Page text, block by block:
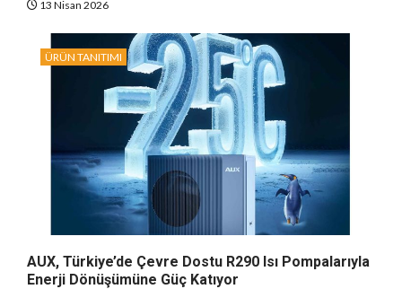
13 Nisan 2026
ÜRÜN TANITIMI
AUX, Türkiye’de Çevre Dostu R290 Isı Pompalarıyla
Enerji Dönüşümüne Güç Katıyor